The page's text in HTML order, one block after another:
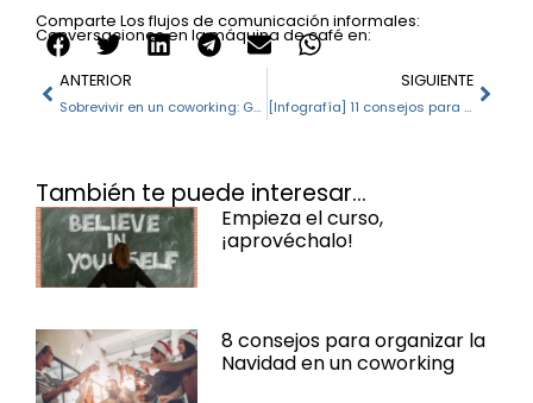
Comparte Los flujos de comunicación informales:
Conversaciones en la máquina de café en:
ANTERIOR
Sobrevivir en un coworking: Guía para introvertidos
SIGUIENTE
[Infografía] 11 consejos para llevarte bien con tus coworkers
También te puede interesar...
Empieza el curso,
¡aprovéchalo!
8 consejos para organizar la
Navidad en un coworking